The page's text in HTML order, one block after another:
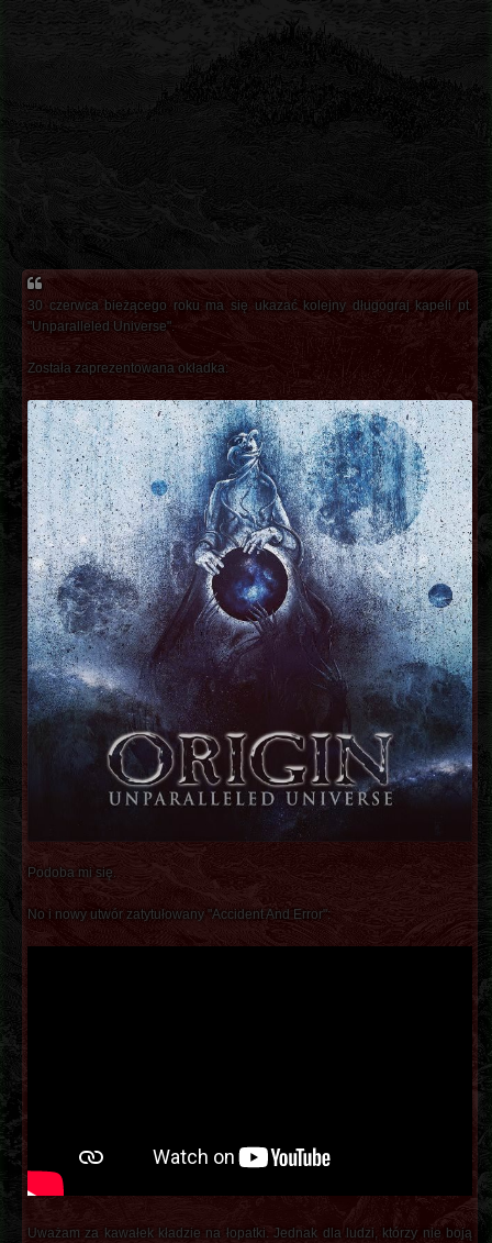
30 czerwca bieżącego roku ma się ukazać kolejny długograj kapeli pt.
"Unparalleled Universe".
Została zaprezentowana okładka:
Podoba mi się.
No i nowy utwór zatytułowany "Accident And Error":
Uważam za kawałek kładzie na łopatki. Jednak dla ludzi, którzy nie boją